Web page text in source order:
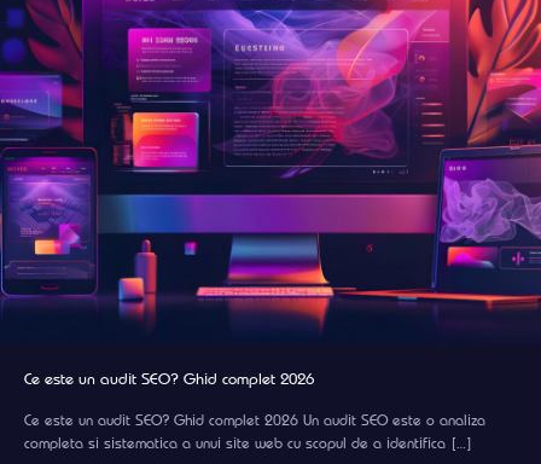
Ce este un audit SEO? Ghid complet 2026
Ce este un audit SEO? Ghid complet 2026 Un audit SEO este o analiza
completa si sistematica a unui site web cu scopul de a identifica […]